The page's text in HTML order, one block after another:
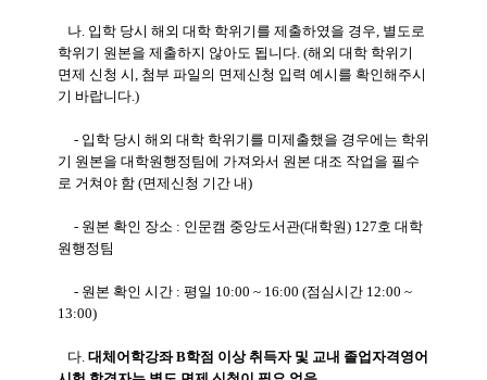
나. 입학 당시 해외 대학 학위기를 제출하였을 경우, 별도로
학위기 원본을 제출하지 않아도 됩니다. (해외 대학 학위기
면제 신청 시, 첨부 파일의 면제신청 입력 예시를 확인해주시
기 바랍니다.)
- 입학 당시 해외 대학 학위기를 미제출했을 경우에는 학위
기 원본을 대학원행정팀에 가져와서 원본 대조 작업을 필수
로 거쳐야 함 (면제신청 기간 내)
- 원본 확인 장소 : 인문캠 중앙도서관(대학원) 127호 대학
원행정팀
- 원본 확인 시간 : 평일 10:00 ~ 16:00 (점심시간 12:00 ~
13:00)
다. 대체어학강좌 B학점 이상 취득자 및 교내 졸업자격영어